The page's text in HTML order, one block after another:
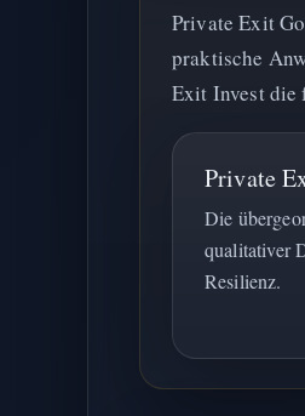
Private Exit
praktische
Exit Invest die
Private
Die
qualitativer
Resilienz.